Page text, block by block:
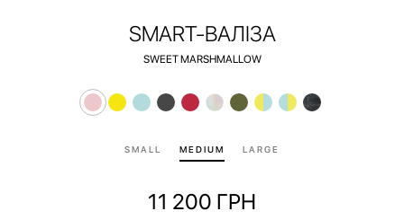
SMART-ВАЛІЗА
SWEET MARSHMALLOW
SMALL MEDIUM LARGE
11 200 ГРН